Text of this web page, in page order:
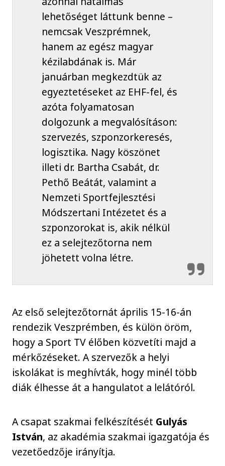
lehetőséget láttunk benne –
nemcsak Veszprémnek,
hanem az egész magyar
kézilabdának is. Már
januárban megkezdtük az
egyeztetéseket az EHF-fel, és
azóta folyamatosan
dolgozunk a megvalósításon:
szervezés, szponzorkeresés,
logisztika. Nagy köszönet
illeti dr. Bartha Csabát, dr.
Pethő Beátát, valamint a
Nemzeti Sportfejlesztési
Módszertani Intézetet és a
szponzorokat is, akik nélkül
ez a selejtezőtorna nem
jöhetett volna létre.
Az első selejtezőtornát április 15-16-án
rendezik Veszprémben, és külön öröm,
hogy a Sport TV élőben közvetíti majd a
mérkőzéseket. A szervezők a helyi
iskolákat is meghívták, hogy minél több
diák élhesse át a hangulatot a lelátóról.
A csapat szakmai felkészítését Gulyás
István, az akadémia szakmai igazgatója és
vezetőedzője irányítja.